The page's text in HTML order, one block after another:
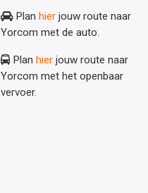
Plan hier jouw route naar
Yorcom met de auto.
Plan hier jouw route naar
Yorcom met het openbaar
vervoer.